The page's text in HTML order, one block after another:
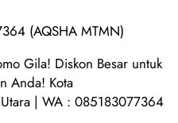
(AQSHA MTMN)
Gila! Diskon Besar untuk
Anda! Kota
| WA : 085183077364